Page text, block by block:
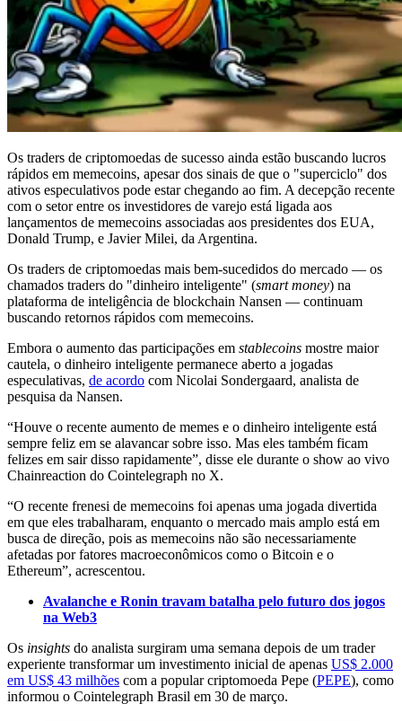
Os traders de criptomoedas de sucesso ainda estão buscando lucros
rápidos em memecoins, apesar dos sinais de que o "superciclo" dos
ativos especulativos pode estar chegando ao fim. A decepção recente
com o setor entre os investidores de varejo está ligada aos
lançamentos de memecoins associadas aos presidentes dos EUA,
Donald Trump, e Javier Milei, da Argentina.
Os traders de criptomoedas mais bem-sucedidos do mercado — os
chamados traders do "dinheiro inteligente" (smart money) na
plataforma de inteligência de blockchain Nansen — continuam
buscando retornos rápidos com memecoins.
Embora o aumento das participações em stablecoins mostre maior
cautela, o dinheiro inteligente permanece aberto a jogadas
especulativas, de acordo com Nicolai Sondergaard, analista de
pesquisa da Nansen.
“Houve o recente aumento de memes e o dinheiro inteligente está
sempre feliz em se alavancar sobre isso. Mas eles também ficam
felizes em sair disso rapidamente”, disse ele durante o show ao vivo
Chainreaction do Cointelegraph no X.
“O recente frenesi de memecoins foi apenas uma jogada divertida
em que eles trabalharam, enquanto o mercado mais amplo está em
busca de direção, pois as memecoins não são necessariamente
afetadas por fatores macroeconômicos como o Bitcoin e o
Ethereum”, acrescentou.
Avalanche e Ronin travam batalha pelo futuro dos jogos
na Web3
Os insights do analista surgiram uma semana depois de um trader
experiente transformar um investimento inicial de apenas US$ 2.000
em US$ 43 milhões com a popular criptomoeda Pepe (PEPE), como
informou o Cointelegraph Brasil em 30 de março.